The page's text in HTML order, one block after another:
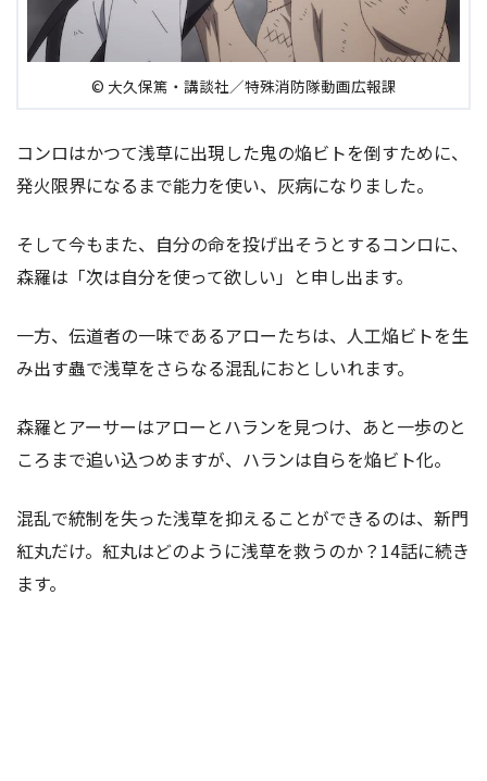
© 大久保篤・講談社／特殊消防隊動画広報課
コンロはかつて浅草に出現した鬼の焔ビトを倒すために、
発火限界になるまで能力を使い、灰病になりました。
そして今もまた、自分の命を投げ出そうとするコンロに、
森羅は「次は自分を使って欲しい」と申し出ます。
一方、伝道者の一味であるアローたちは、人工焔ビトを生
み出す蟲で浅草をさらなる混乱におとしいれます。
森羅とアーサーはアローとハランを見つけ、あと一歩のと
ころまで追い込つめますが、ハランは自らを焔ビト化。
混乱で統制を失った浅草を抑えることができるのは、新門
紅丸だけ。紅丸はどのように浅草を救うのか？14話に続き
ます。